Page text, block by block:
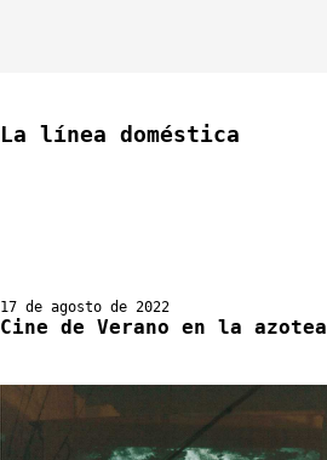
La línea doméstica
17 de agosto de 2022
Cine de Verano en la azotea